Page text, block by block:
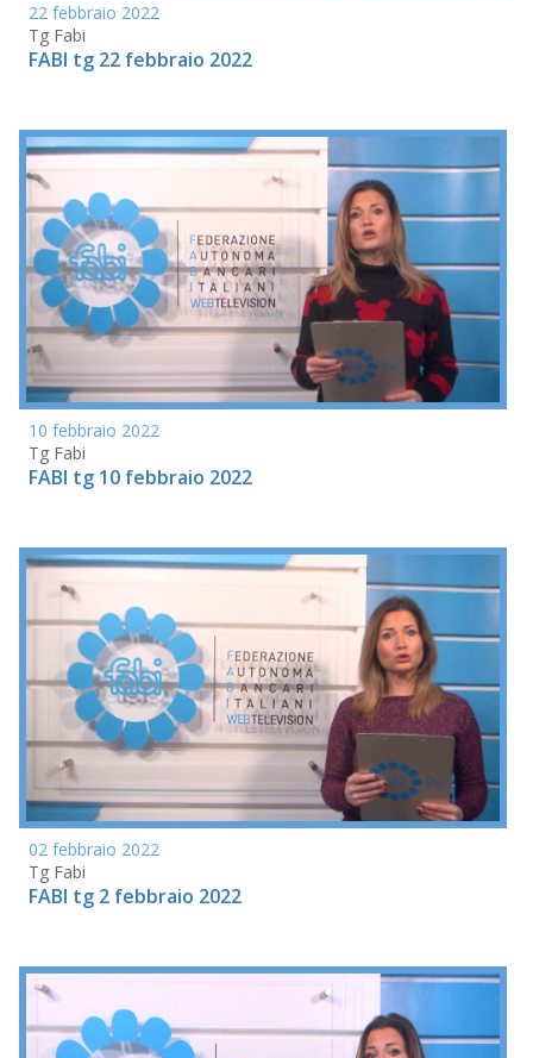
22 febbraio 2022
Tg Fabi
FABI tg 22 febbraio 2022
10 febbraio 2022
Tg Fabi
FABI tg 10 febbraio 2022
02 febbraio 2022
Tg Fabi
FABI tg 2 febbraio 2022